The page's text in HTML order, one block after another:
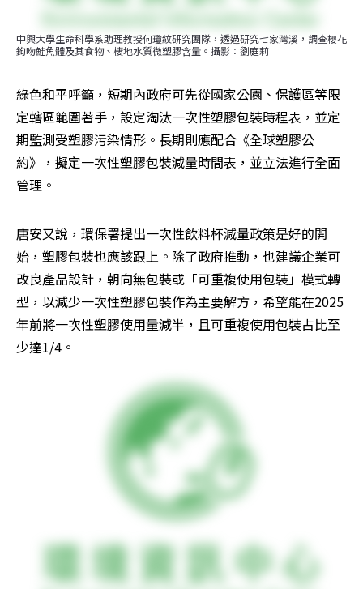
中興大學生命科學系助理教授何瓊紋研究團隊，透過研究七家灣溪，調查櫻花
鉤吻鮭魚體及其食物、棲地水質微塑膠含量。攝影：劉庭莉
綠色和平呼籲，短期內政府可先從國家公園、保護區等限
定轄區範圍著手，設定淘汰一次性塑膠包裝時程表，並定
期監測受塑膠污染情形。長期則應配合《全球塑膠公
約》，擬定一次性塑膠包裝減量時間表，並立法進行全面
管理。
唐安又說，環保署提出一次性飲料杯減量政策是好的開
始，塑膠包裝也應該跟上。除了政府推動，也建議企業可
改良產品設計，朝向無包裝或「可重複使用包裝」模式轉
型，以減少一次性塑膠包裝作為主要解方，希望能在2025
年前將一次性塑膠使用量減半，且可重複使用包裝占比至
少達1/4。